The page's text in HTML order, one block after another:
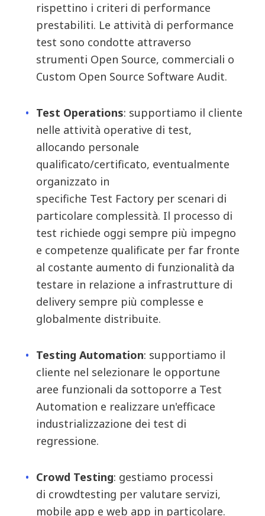
rispettino i criteri di performance
prestabiliti. Le attività di performance
test sono condotte attraverso
strumenti Open Source, commerciali o
Custom Open Source Software Audit.
Test Operations: supportiamo il cliente
nelle attività operative di test,
allocando personale
qualificato/certificato, eventualmente
organizzato in
specifiche Test Factory per scenari di
particolare complessità. Il processo di
test richiede oggi sempre più impegno
e competenze qualificate per far fronte
al costante aumento di funzionalità da
testare in relazione a infrastrutture di
delivery sempre più complesse e
globalmente distribuite.
Testing Automation: supportiamo il
cliente nel selezionare le opportune
aree funzionali da sottoporre a Test
Automation e realizzare un'efficace
industrializzazione dei test di
regressione.
Crowd Testing: gestiamo processi
di crowdtesting per valutare servizi,
mobile app e web app in particolare.